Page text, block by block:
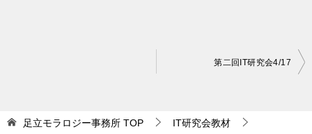
ビ
第二回IT研究会4/17
足立モラロジー事務所 TOP IT研究会教材